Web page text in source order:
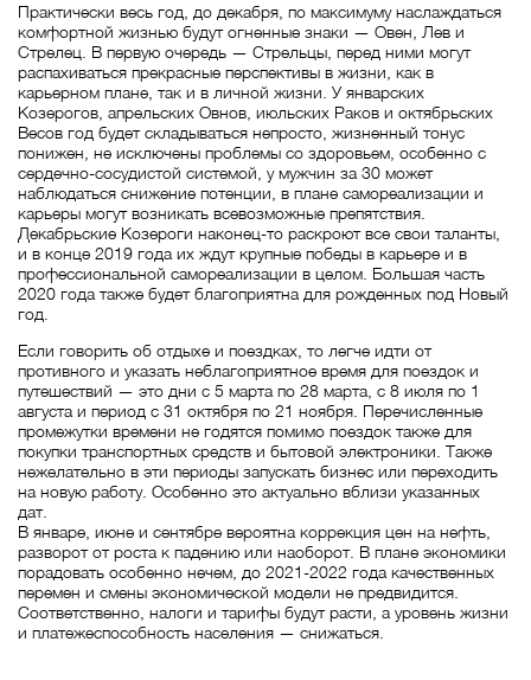
Практически весь год, до декабря, по максимуму наслаждаться
комфортной жизнью будут огненные знаки — Овен, Лев и
Стрелец. В первую очередь — Стрельцы, перед ними могут
распахиваться прекрасные перспективы в жизни, как в
карьерном плане, так и в личной жизни. У январских
Козерогов, апрельских Овнов, июльских Раков и октябрьских
Весов год будет складываться непросто, жизненный тонус
понижен, не исключены проблемы со здоровьем, особенно с
сердечно-сосудистой системой, у мужчин за 30 может
наблюдаться снижение потенции, в плане самореализации и
карьеры могут возникать всевозможные препятствия.
Декабрьские Козероги наконец-то раскроют все свои таланты,
и в конце 2019 года их ждут крупные победы в карьере и в
профессиональной самореализации в целом. Большая часть
2020 года также будет благоприятна для рожденных под Новый
год.
Если говорить об отдыхе и поездках, то легче идти от
противного и указать неблагоприятное время для поездок и
путешествий — это дни с 5 марта по 28 марта, с 8 июля по 1
августа и период с 31 октября по 21 ноября. Перечисленные
промежутки времени не годятся помимо поездок также для
покупки транспортных средств и бытовой электроники. Также
нежелательно в эти периоды запускать бизнес или переходить
на новую работу. Особенно это актуально вблизи указанных
дат.
В январе, июне и сентябре вероятна коррекция цен на нефть,
разворот от роста к падению или наоборот. В плане экономики
порадовать особенно нечем, до 2021-2022 года качественных
перемен и смены экономической модели не предвидится.
Соответственно, налоги и тарифы будут расти, а уровень жизни
и платежеспособность населения — снижаться.